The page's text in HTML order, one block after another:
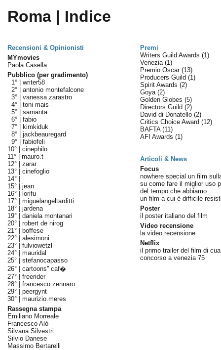
Roma | Indice
Recensioni & Opinionisti
Premi
MYmovies
Paola Casella
Pubblico (per gradimento)
1° | writer58
2° | antonio montefalcone
3° | vanessa zarastro
4° | toni mais
5° | samanta
6° | fabio
7° |
kimkiduk
8° | jackbeauregard
9° | fabiofeli
10° | cinephilo
11° | mauro.t
12° | zarar
13° | cinefoglio
14° |
15° | jean
16° |
lorifu
17° | miguelangeltarditti
18° | jardena
19° | daniela montanari
20° | robert de nirog
21° |
boffese
22° | alesimoni
23° | fulviowetzl
24° | mauridal
25° | stefanocapasso
26° | cartoons'' caf�
27° | freerider
28° | francesco zennaro
29° | peergynt
30° | maurizio.meres
Rassegna stampa
Emiliano Morreale
Francesco Alò
Silvana Silvestri
Silvio Danese
Massimo Bertarelli
Writers Guild Awards (1)
Venezia (1)
Premio Oscar (13)
Producers Guild (1)
Spirit Awards (2)
Goya (2)
Golden Globes (5)
Directors Guild (2)
David di Donatello (2)
Critics Choice Award (12)
BAFTA (11)
AFI Awards (1)
Articoli & News
Focus
nowhere special un film
su come fare il miglior uso
del tempo che abbiamo
un film a cui è difficile
Poster
il poster italiano del film
Video recensione
la video recensione
Netflix
il primo trailer del film di
concorso a venezia 75